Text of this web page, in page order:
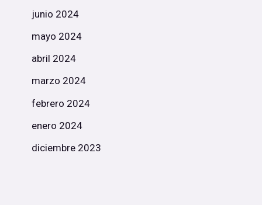
junio 2024
mayo 2024
abril 2024
marzo 2024
febrero 2024
enero 2024
diciembre 2023